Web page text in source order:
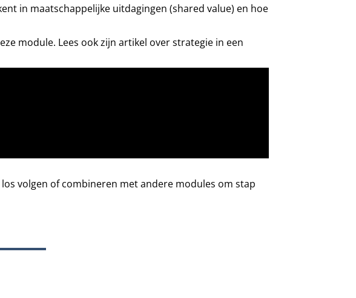
in maatschappelijke uitdagingen (shared value) en hoe
module. Lees ook zijn artikel over strategie in een
los volgen of combineren met andere modules om stap